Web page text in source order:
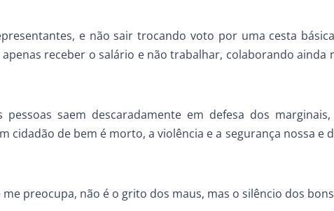
e não sair trocando voto por uma cesta
receber o salário e não trabalhar, colaborando ainda
saem descaradamente em defesa dos
de bem é morto, a violência e a segurança nossa e
preocupa, não é o grito dos maus, mas o silêncio dos